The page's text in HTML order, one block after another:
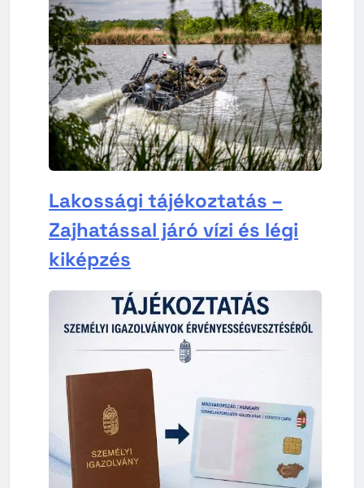
Lakossági tájékoztatás –
Zajhatással járó vízi és légi
kiképzés